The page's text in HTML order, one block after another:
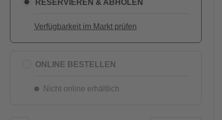
RESERVIEREN & ABHOLEN
Verfügbarkeit im Markt prüfen
ONLINE BESTELLEN
Nicht online erhältlich